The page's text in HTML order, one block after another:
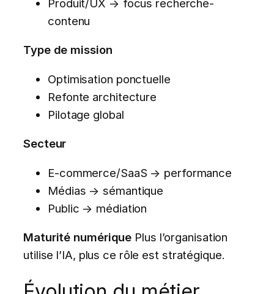
Produit/UX → focus recherche-
contenu
Type de mission
Optimisation ponctuelle
Refonte architecture
Pilotage global
Secteur
E-commerce/SaaS → performance
Médias → sémantique
Public → médiation
Maturité numérique Plus l’organisation
utilise l’IA, plus ce rôle est stratégique.